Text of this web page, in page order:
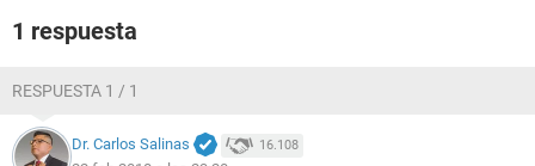
1 respuesta
RESPUESTA 1 / 1
Dr. Carlos Salinas 16.108